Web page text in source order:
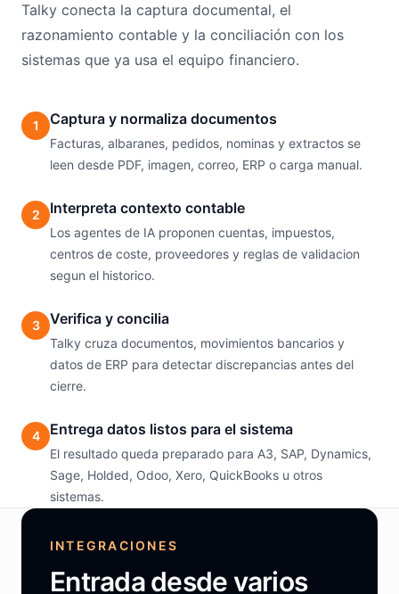
Talky conecta la captura documental, el
razonamiento contable y la conciliación con los
sistemas que ya usa el equipo financiero.
1 Captura y normaliza documentos
Facturas, albaranes, pedidos, nominas y extractos se
leen desde PDF, imagen, correo, ERP o carga manual.
2 Interpreta contexto contable
Los agentes de IA proponen cuentas, impuestos,
centros de coste, proveedores y reglas de validacion
segun el historico.
3 Verifica y concilia
Talky cruza documentos, movimientos bancarios y
datos de ERP para detectar discrepancias antes del
cierre.
4 Entrega datos listos para el sistema
El resultado queda preparado para A3, SAP, Dynamics,
Sage, Holded, Odoo, Xero, QuickBooks u otros
sistemas.
INTEGRACIONES
Entrada desde varios